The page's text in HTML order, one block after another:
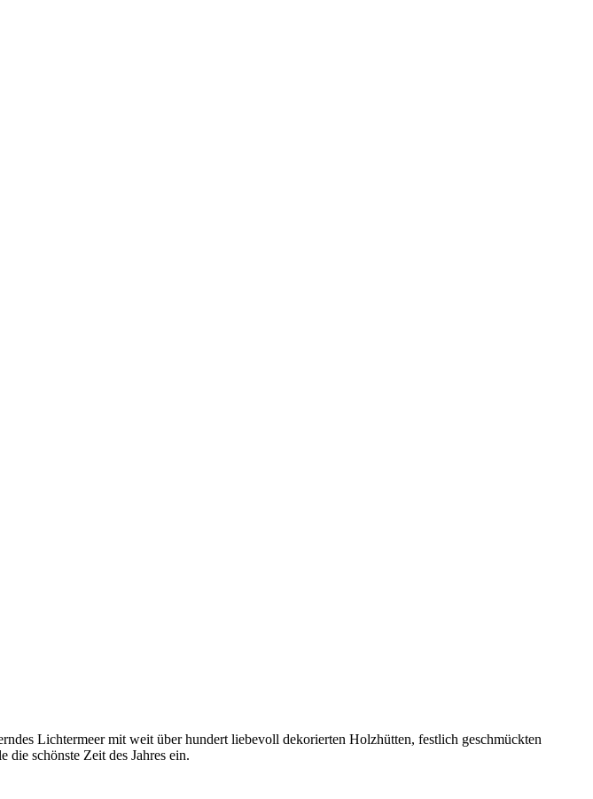
Lichtermeer mit weit über hundert liebevoll dekorierten Holzhütten, festlich geschmückten
schönste Zeit des Jahres ein.